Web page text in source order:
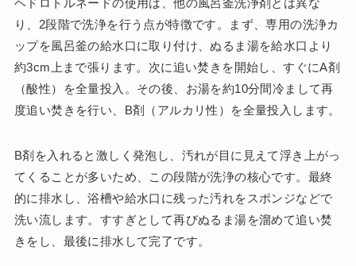
ヘドロトルネードの使用は、他の風呂釜洗浄剤とは異な
り、2段階で洗浄を行う点が特徴です。まず、専用の洗浄カ
ップを風呂釜の給水口に取り付け、ぬるま湯を給水口より
約3cm上まで張ります。次に追い焚きを開始し、すぐにA剤
（酸性）を全量投入。その後、お湯を約10分間冷まして再
度追い焚きを行い、B剤（アルカリ性）を全量投入します。
B剤を入れると激しく発泡し、汚れが目に見えて浮き上がっ
てくることが多いため、この段階が洗浄の核心です。最終
的に排水し、浴槽や給水口に残った汚れをスポンジなどで
洗い流します。すすぎとして再びぬるま湯を溜めて追い焚
きをし、最後に排水して完了です。